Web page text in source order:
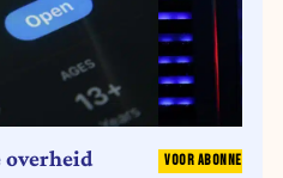
overheid